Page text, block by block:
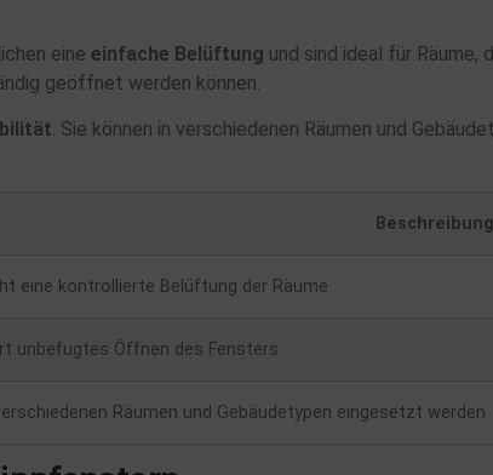
eine einfache Belüftung und sind ideal für
geöffnet werden können.
. Sie können in verschiedenen Räumen und
Beschreibung
eine kontrollierte Belüftung der Räume
unbefugtes Öffnen des Fensters
Räumen und Gebäudetypen eingesetzt werden